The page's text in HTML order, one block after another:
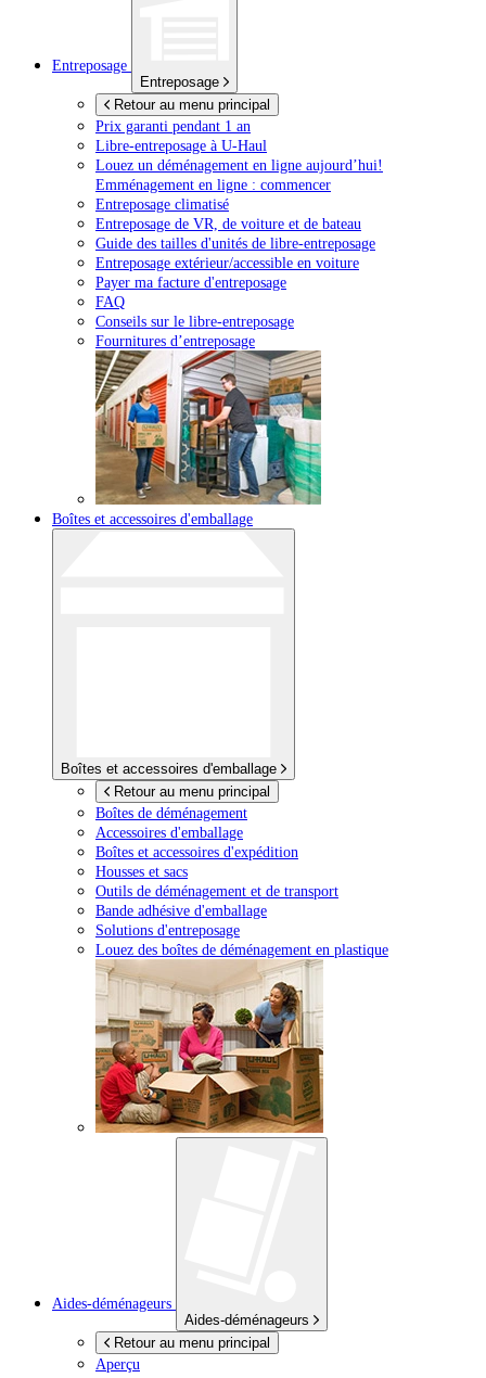
Entreposage
Entreposage
Retour au menu principal
Prix garanti pendant 1 an
Libre-entreposage à U-Haul
Louez un déménagement en ligne aujourd’hui!
Emménagement en ligne : commencer
Entreposage climatisé
Entreposage de VR, de voiture et de bateau
Guide des tailles d'unités de libre-entreposage
Entreposage extérieur/accessible en voiture
Payer ma facture d'entreposage
FAQ
Conseils sur le libre-entreposage
Fournitures d’entreposage
Boîtes et accessoires d'emballage
Boîtes et accessoires d'emballage
Retour au menu principal
Boîtes de déménagement
Accessoires d'emballage
Boîtes et accessoires d'expédition
Housses et sacs
Outils de déménagement et de transport
Bande adhésive d'emballage
Solutions d'entreposage
Louez des boîtes de déménagement en plastique
Aides-déménageurs
Aides-déménageurs
Retour au menu principal
Aperçu